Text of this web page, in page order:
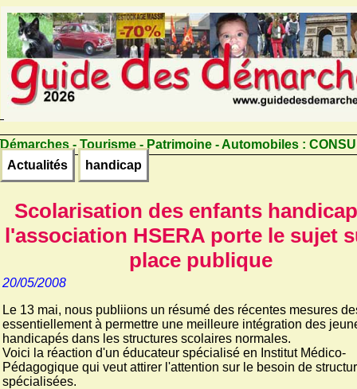
Démarches - Tourisme - Patrimoine - Automobiles :
Actualités
handicap
Scolarisation des enfants
l'association HSERA porte le sujet
place publique
20/05/2008
Le 13 mai, nous publiions un résumé des récentes mesures
essentiellement à permettre une meilleure intégration des
handicapés dans les structures scolaires normales.
Voici la réaction d'un éducateur spécialisé en Institut Médico-
Pédagogique qui veut attirer l'attention sur le besoin de
spécialisées.